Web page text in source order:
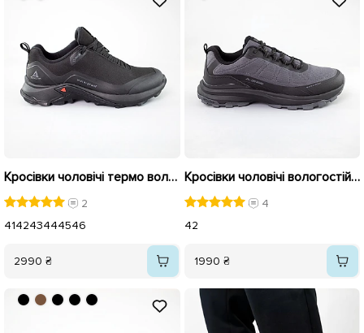
Кросівки чоловічі термо вологостійкі 592715 Чорні
2
414243444546
2990 ₴
Кросівки чоловічі вологостійкі термо 593173 Сірі
4
42
1990 ₴